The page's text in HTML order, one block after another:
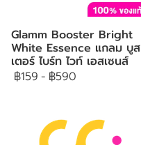
Glamm Booster Bright
White Essence แกลม บูส
เตอร์ ไบร์ท ไวท์ เอสเซนส์
฿159 - ฿590